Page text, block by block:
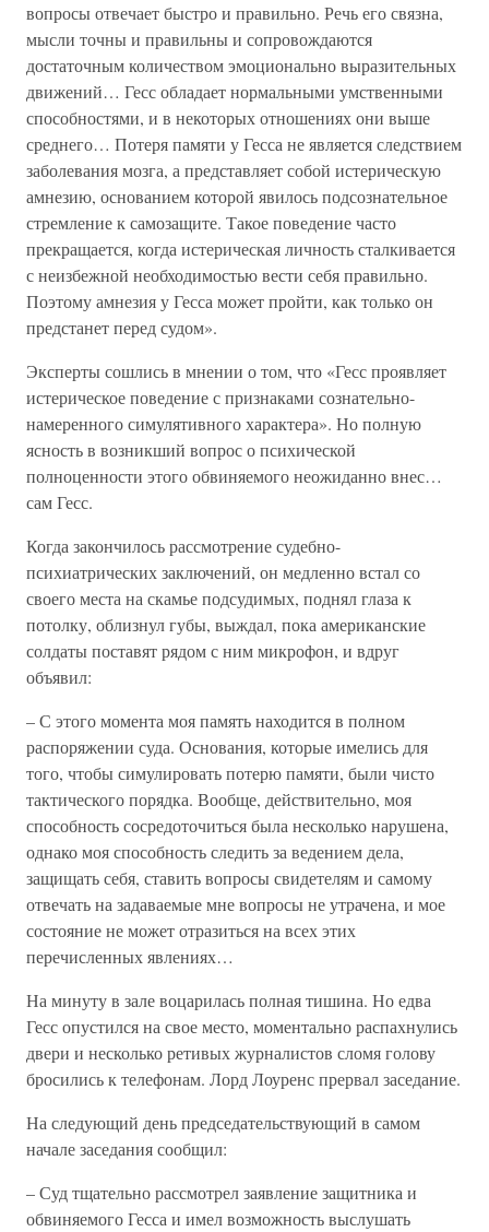
вопросы отвечает быстро и правильно. Речь его связна,
мысли точны и правильны и сопровождаются
достаточным количеством эмоционально выразительных
движений… Гесс обладает нормальными умственными
способностями, и в некоторых отношениях они выше
среднего… Потеря памяти у Гесса не является следствием
заболевания мозга, а представляет собой истерическую
амнезию, основанием которой явилось подсознательное
стремление к самозащите. Такое поведение часто
прекращается, когда истерическая личность сталкивается
с неизбежной необходимостью вести себя правильно.
Поэтому амнезия у Гесса может пройти, как только он
предстанет перед судом».
Эксперты сошлись в мнении о том, что «Гесс проявляет
истерическое поведение с признаками сознательно-
намеренного симулятивного характера». Но полную
ясность в возникший вопрос о психической
полноценности этого обвиняемого неожиданно внес…
сам Гесс.
Когда закончилось рассмотрение судебно-
психиатрических заключений, он медленно встал со
своего места на скамье подсудимых, поднял глаза к
потолку, облизнул губы, выждал, пока американские
солдаты поставят рядом с ним микрофон, и вдруг
объявил:
– С этого момента моя память находится в полном
распоряжении суда. Основания, которые имелись для
того, чтобы симулировать потерю памяти, были чисто
тактического порядка. Вообще, действительно, моя
способность сосредоточиться была несколько нарушена,
однако моя способность следить за ведением дела,
защищать себя, ставить вопросы свидетелям и самому
отвечать на задаваемые мне вопросы не утрачена, и мое
состояние не может отразиться на всех этих
перечисленных явлениях…
На минуту в зале воцарилась полная тишина. Но едва
Гесс опустился на свое место, моментально распахнулись
двери и несколько ретивых журналистов сломя голову
бросились к телефонам. Лорд Лоуренс прервал заседание.
На следующий день председательствующий в самом
начале заседания сообщил:
– Суд тщательно рассмотрел заявление защитника и
обвиняемого Гесса и имел возможность выслушать